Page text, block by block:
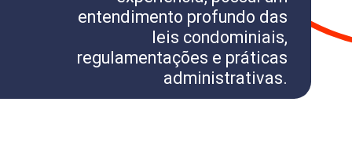
entendimento profundo das
leis condominiais,
regulamentações e práticas
administrativas.